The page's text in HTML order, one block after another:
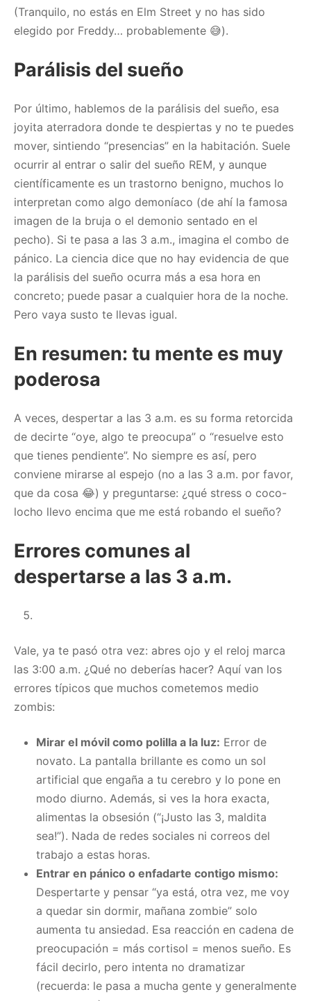
(Tranquilo, no estás en Elm Street y no has sido
elegido por Freddy… probablemente 😅).
Parálisis del sueño
Por último, hablemos de la parálisis del sueño, esa
joyita aterradora donde te despiertas y no te puedes
mover, sintiendo “presencias” en la habitación. Suele
ocurrir al entrar o salir del sueño REM, y aunque
científicamente es un trastorno benigno, muchos lo
interpretan como algo demoníaco (de ahí la famosa
imagen de la bruja o el demonio sentado en el
pecho). Si te pasa a las 3 a.m., imagina el combo de
pánico. La ciencia dice que no hay evidencia de que
la parálisis del sueño ocurra más a esa hora en
concreto; puede pasar a cualquier hora de la noche.
Pero vaya susto te llevas igual.
En resumen: tu mente es muy
poderosa
A veces, despertar a las 3 a.m. es su forma retorcida
de decirte “oye, algo te preocupa” o “resuelve esto
que tienes pendiente”. No siempre es así, pero
conviene mirarse al espejo (no a las 3 a.m. por favor,
que da cosa 😂) y preguntarse: ¿qué stress o coco-
locho llevo encima que me está robando el sueño?
Errores comunes al
despertarse a las 3 a.m.
Vale, ya te pasó otra vez: abres ojo y el reloj marca
las 3:00 a.m. ¿Qué no deberías hacer? Aquí van los
errores típicos que muchos cometemos medio
zombis:
Mirar el móvil como polilla a la luz: Error de
novato. La pantalla brillante es como un sol
artificial que engaña a tu cerebro y lo pone en
modo diurno. Además, si ves la hora exacta,
alimentas la obsesión (“¡Justo las 3, maldita
sea!”). Nada de redes sociales ni correos del
trabajo a estas horas.
Entrar en pánico o enfadarte contigo mismo:
Despertarte y pensar “ya está, otra vez, me voy
a quedar sin dormir, mañana zombie” solo
aumenta tu ansiedad. Esa reacción en cadena de
preocupación = más cortisol = menos sueño. Es
fácil decirlo, pero intenta no dramatizar
(recuerda: le pasa a mucha gente y generalmente